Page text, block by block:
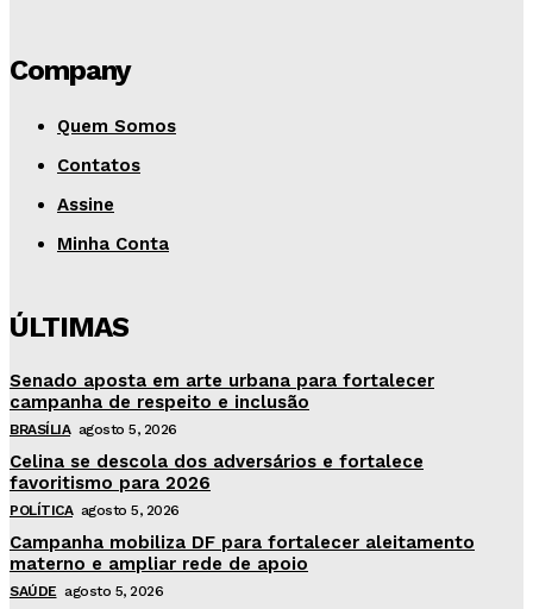
Company
Quem Somos
Contatos
Assine
Minha Conta
ÚLTIMAS
Senado aposta em arte urbana para fortalecer
campanha de respeito e inclusão
BRASÍLIA agosto 5, 2026
Celina se descola dos adversários e fortalece
favoritismo para 2026
POLÍTICA agosto 5, 2026
Campanha mobiliza DF para fortalecer aleitamento
materno e ampliar rede de apoio
SAÚDE agosto 5, 2026